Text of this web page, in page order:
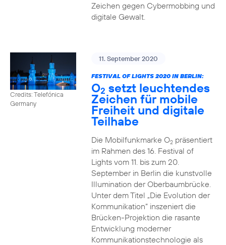
Zeichen gegen Cybermobbing und
digitale Gewalt.
Credits: Telefónica
Germany
11. September 2020
FESTIVAL OF LIGHTS 2020 IN BERLIN:
O2 setzt leuchtendes
Zeichen für mobile
Freiheit und digitale
Teilhabe
Die Mobilfunkmarke O2präsentiert
im Rahmen des 16. Festival of
Lights vom 11. bis zum 20.
September in Berlin die kunstvolle
Illumination der Oberbaumbrücke.
Unter dem Titel „Die Evolution der
Kommunikation“ inszeniert die
Brücken-Projektion die rasante
Entwicklung moderner
Kommunikationstechnologie als